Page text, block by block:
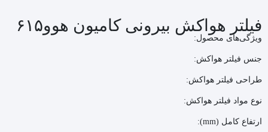
فیلتر هواکش بیرونی کامیون هوو۶۱۵
ویژگی‌های محصول:
جنس فیلتر هواکش:
طراحی فیلتر هواکش:
نوع مواد فیلتر هواکش:
ارتفاع کامل (mm):